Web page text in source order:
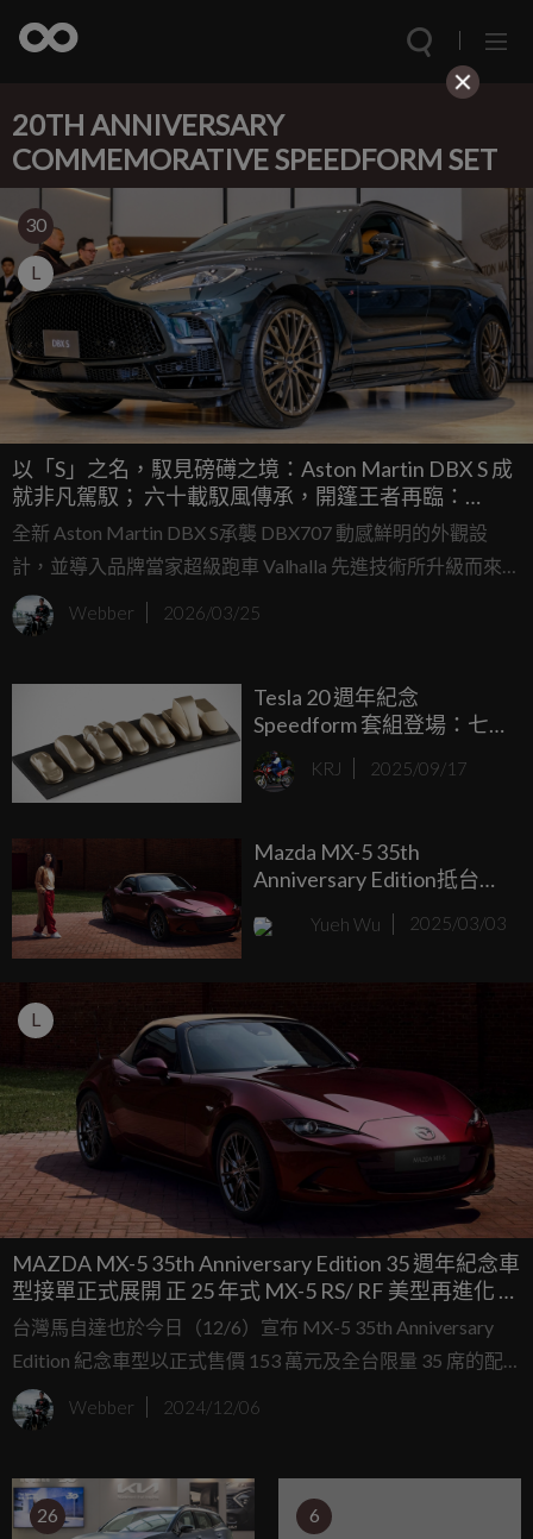
20TH ANNIVERSARY
COMMEMORATIVE SPEEDFORM SET
30
L
以「S」之名，馭見磅礡之境：Aston Martin DBX S 成
就非凡駕馭； 六十載馭風傳承，開篷王者再臨：
Vanquish Volante 60th Anniversary Edition同台登場
全新 Aston Martin DBX S承襲 DBX707 動感鮮明的外觀設
計，並導入品牌當家超級跑車 Valhalla 先進技術所升級而來的
強大動力系統，DBX S 以更強勁的性能、更輕盈的車身，以
及更銳利的設計語彙，帶來充滿樂趣與操控的非凡駕馭體
Webber 2026/03/25
Tesla 20 週年紀念
Speedform 套組登場：七
款經典車型、金屬雕塑質
感、售價約新台幣 8,100
KRJ 2025/09/17
Mazda MX-5 35th
Anniversary Edition抵台售
享優惠Yueh Wu 2025/03/03
L
MAZDA MX-5 35th Anniversary Edition 35 週年紀念車
型接單正式展開 正 25 年式 MX-5 RS/ RF 美型再進化 維
持原售價
台灣馬自達也於今日（12/6）宣布 MX-5 35th Anniversary
Edition 紀念車型以正式售價 153 萬元及全台限量 35 席的配
額提供給慧眼獨具的品味人士
Webber 2024/12/06
26 6